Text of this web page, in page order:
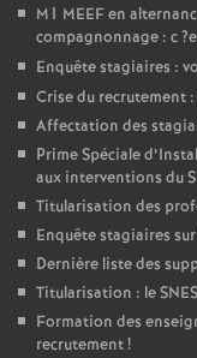
M1 MEEFen
compagnonnage : c
Enquête stagiaires :
Crise du recrutement
Affectation des
Prime Spéciale
aux interventions du
Titularisation des
Enquête stagiaires
Dernière liste des
Titularisation : leSNES
Formation des
recrutement!